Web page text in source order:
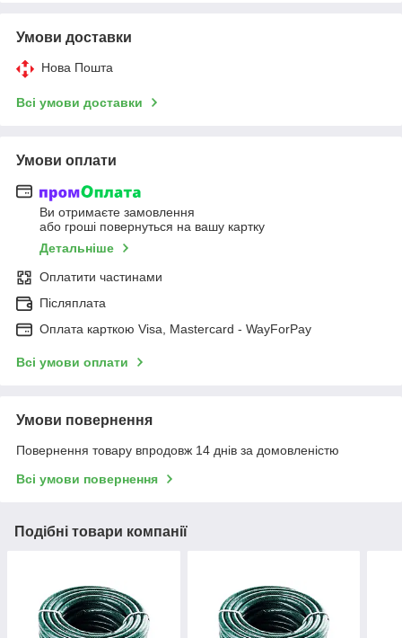
Умови доставки
Нова Пошта
Всі умови доставки
Умови оплати
Ви отримаєте замовлення
або гроші повернуться на вашу картку
Детальніше
Оплатити частинами
Післяплата
Оплата карткою Visa, Mastercard - WayForPay
Всі умови оплати
Умови повернення
Повернення товару впродовж 14 днів за домовленістю
Всі умови повернення
Подібні товари компанії